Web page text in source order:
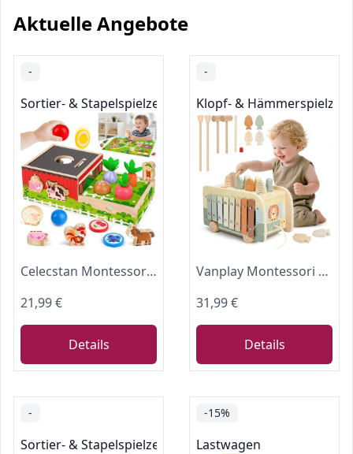
Aktuelle Angebote
-
Sortier- & Stapelspielzeug
Celecstan Montessori Spielzeug ab 1 Jahr, Geschenk Junge Mädchen 1 2 3 Jahr
21,99 €
Details
-
Klopf- &
Vanplay Montessori Spielzeug ab 1 Jahr, 7 in 1 Hammerspiel Angelspiel Magnet Holzspielzeug Motorikspielzeug, Xylophon Kinder 1 Jahr, Geschenk Kinderspielzeug ab 1 2 3 Jahre Mädchen Junge
31,99 €
Details
-
Sortier- & Stapelspielzeug
-15%
Lastwagen